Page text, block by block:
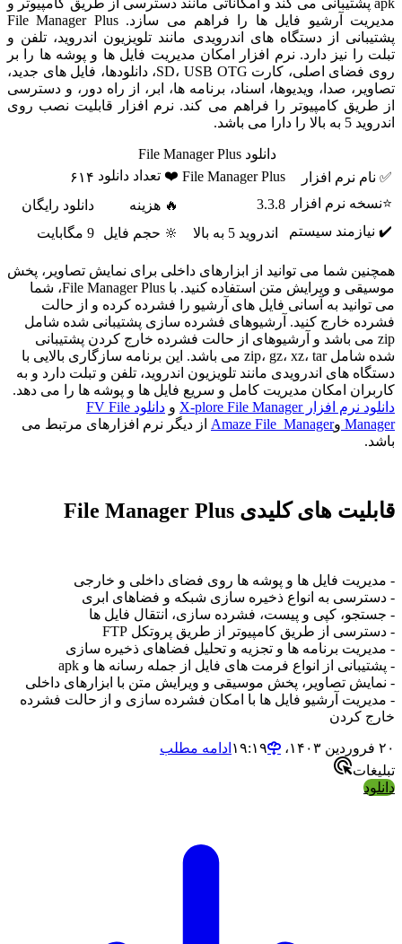
apk پشتیبانی می کند و امکاناتی مانند دسترسی از طریق کامپیوتر و
مدیریت آرشیو فایل ها را فراهم می سازد. File Manager Plus
پشتیبانی از دستگاه های اندرویدی مانند تلویزیون اندروید، تلفن و
تبلت را نیز دارد. نرم افزار امکان مدیریت فایل ها و پوشه ها را بر
روی فضای اصلی، کارت SD، USB OTG، دانلودها، فایل های جدید،
تصاویر، صدا، ویدیوها، اسناد، برنامه ها، ابر، از راه دور، و دسترسی
از طریق کامپیوتر را فراهم می کند. نرم افزار قابلیت نصب روی
اندروید 5 به بالا را دارا می باشد.
دانلود File Manager Plus
✅ نام نرم افزار
File Manager Plus ❤️ تعداد دانلود ۶۱۴
⭐نسخه نرم افزار
3.3.8 🔥 هزینه
دانلود رایگان
✔️ نیازمند سیستم
اندروید 5 به بالا 🔆 حجم فایل 9 مگابایت
همچنین شما می توانید از ابزارهای داخلی برای نمایش تصاویر، پخش
موسیقی و ویرایش متن استفاده کنید. با File Manager Plus، شما
می توانید به آسانی فایل های آرشیو را فشرده کرده و از حالت
فشرده خارج کنید. آرشیوهای فشرده سازی پشتیبانی شده شامل
zip می باشد و آرشیوهای از حالت فشرده خارج کردن پشتیبانی
شده شامل zip، gz، xz، tar می باشد. این برنامه سازگاری بالایی با
دستگاه های اندرویدی مانند تلویزیون اندروید، تلفن و تبلت دارد و به
کاربران امکان مدیریت کامل و سریع فایل ها و پوشه ها را می دهد.
دانلود نرم افزار X-plore File Manager
و
دانلود FV File
Manager وAmaze File Manager از دیگر نرم افزارهای مرتبط می
باشد.
قابلیت های کلیدی File Manager Plus
- مدیریت فایل ها و پوشه ها روی فضای داخلی و خارجی
- دسترسی به انواع ذخیره سازی شبکه و فضاهای ابری
- جستجو، کپی و پیست، فشرده سازی، انتقال فایل ها
- دسترسی از طریق کامپیوتر از طریق پروتکل FTP
- مدیریت برنامه ها و تجزیه و تحلیل فضاهای ذخیره سازی
- پشتیبانی از انواع فرمت های فایل از جمله رسانه ها و apk
- نمایش تصاویر، پخش موسیقی و ویرایش متن با ابزارهای داخلی
- مدیریت آرشیو فایل ها با امکان فشرده سازی و از حالت فشرده
خارج کردن
۲۰ فروردین ۱۴۰۳،‏ ۱۹:۱۹
ادامه مطلب
تبلیغات
دانلود